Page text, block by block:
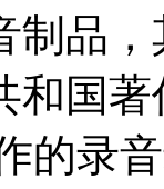
制品
国
的录